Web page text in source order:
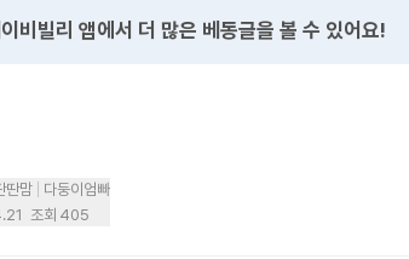
비빌리 앱에서 더 많은 베동글을 볼 수 있어요!
딴맘
다둥이엄빠
조회 405